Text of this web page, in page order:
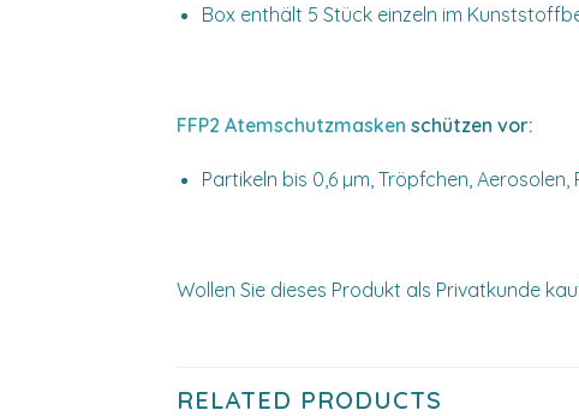
Box enthält 5 Stück einzeln im
FFP2 Atemschutzmasken schützen vor:
Partikeln bis 0,6 µm, Tröpfchen,
Wollen Sie dieses Produkt als Privatkunde
RELATED PRODUCTS